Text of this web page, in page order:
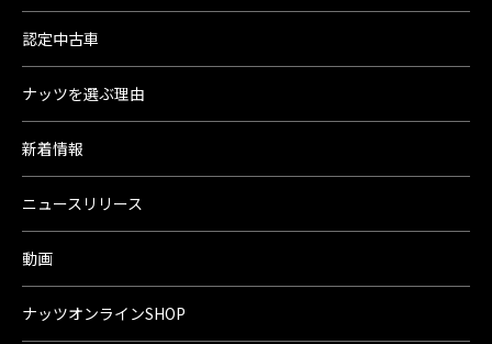
認定中古車
ナッツを選ぶ理由
新着情報
ニュースリリース
動画
ナッツオンラインSHOP